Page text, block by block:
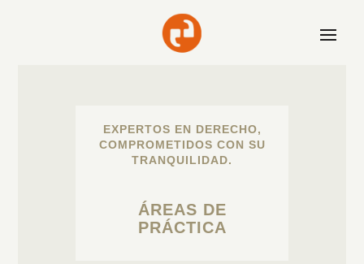
EXPERTOS EN DERECHO,
COMPROMETIDOS CON SU
TRANQUILIDAD.
ÁREAS DE
PRÁCTICA